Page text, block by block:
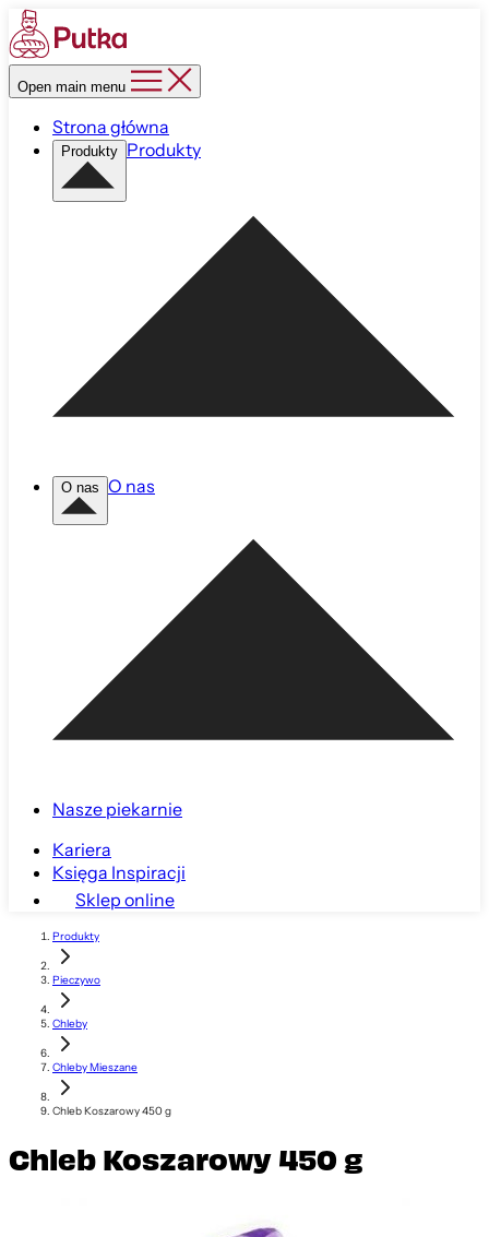
Open main menu
Strona główna
Produkty Produkty
O nas O nas
Nasze piekarnie
Kariera
Księga Inspiracji
Sklep online
Produkty
Pieczywo
Chleby
Chleby Mieszane
Chleb Koszarowy 450 g
Chleb Koszarowy 450 g